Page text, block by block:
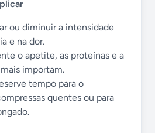
ou diminuir a intensidade
e na dor.
o apetite, as proteínas e a
importam.
tempo para o
quentes ou para